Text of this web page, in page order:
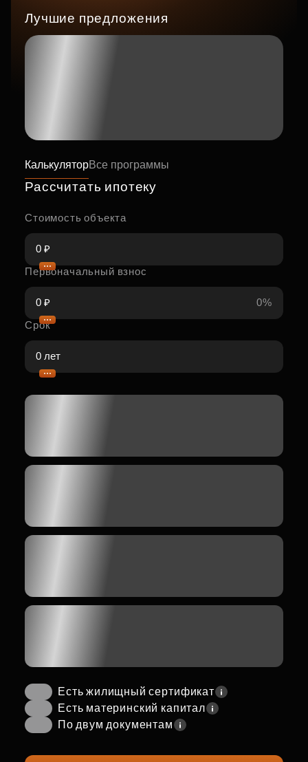
Лучшие предложения
КалькуляторВсе программы
Рассчитать ипотеку
Стоимость объекта
Первоначальный взнос
0%
Срок
Есть жилищный сертификат
Есть материнский капитал
По двум документам